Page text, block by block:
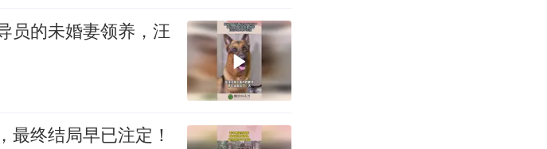
员的未婚妻领养，汪
终结局早已注定！